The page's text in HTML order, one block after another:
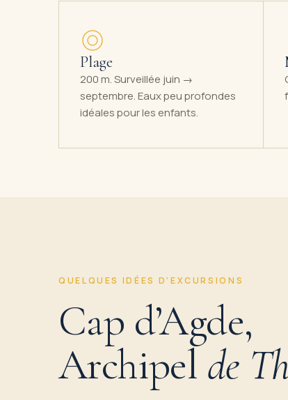
Plage
200 m. Surveillée juin →
septembre. Eaux peu profondes
idéales pour les enfants.
QUELQUES IDÉES D’EXCURSIONS
Cap d’Agde,
Archipel de